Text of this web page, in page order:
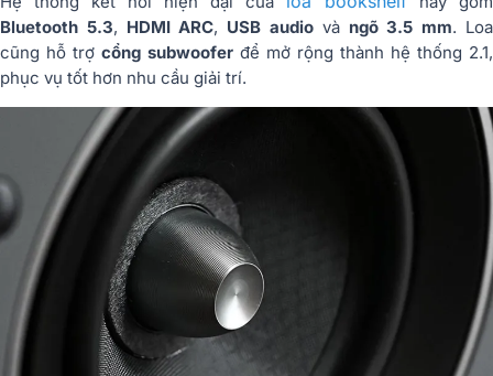
Bluetooth 5.3, HDMI ARC, USB audio và ngõ 3.5 mm. Loa
cũng hỗ trợ cổng subwoofer để mở rộng thành hệ thống 2.1,
phục vụ tốt hơn nhu cầu giải trí.